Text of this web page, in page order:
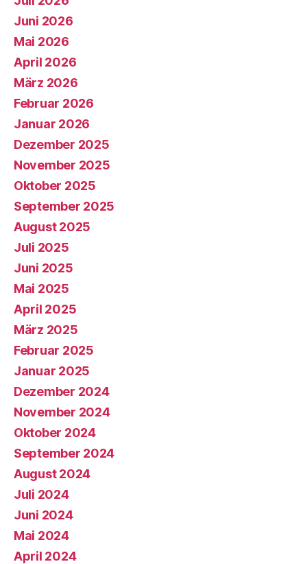
Juni 2026
Mai 2026
April 2026
März 2026
Februar 2026
Januar 2026
Dezember 2025
November 2025
Oktober 2025
September 2025
August 2025
Juli 2025
Juni 2025
Mai 2025
April 2025
März 2025
Februar 2025
Januar 2025
Dezember 2024
November 2024
Oktober 2024
September 2024
August 2024
Juli 2024
Juni 2024
Mai 2024
April 2024